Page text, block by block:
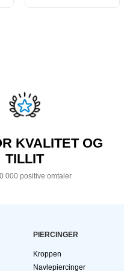
KVALITET OG
TILLIT
000 positive omtaler
PIERCINGER
Kroppen
Navlepiercinger